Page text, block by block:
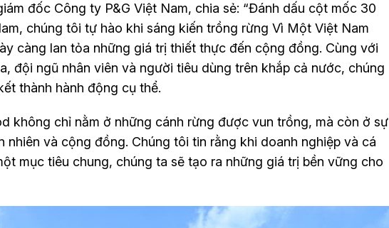
đốc Công ty P&G Việt Nam, chia sẻ: “Đánh dấu cột mốc 30
chúng tôi tự hào khi sáng kiến trồng rừng Vì Một Việt Nam
càng lan tỏa những giá trị thiết thực đến cộng đồng. Cùng với
đội ngũ nhân viên và người tiêu dùng trên khắp cả nước, chúng
thành hành động cụ thể.
không chỉ nằm ở những cánh rừng được vun trồng, mà còn ở sự
nhiên và cộng đồng. Chúng tôi tin rằng khi doanh nghiệp và cá
mục tiêu chung, chúng ta sẽ tạo ra những giá trị bền vững cho